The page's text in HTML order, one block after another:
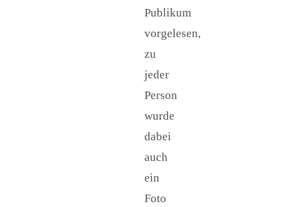
Publikum
vorgelesen,
zu
jeder
Person
wurde
dabei
auch
ein
Foto